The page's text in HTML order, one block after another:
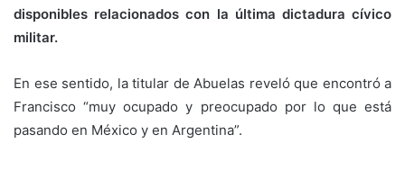
disponibles relacionados con la última dictadura cívico
militar.
En ese sentido, la titular de Abuelas reveló que encontró a
Francisco “muy ocupado y preocupado por lo que está
pasando en México y en Argentina”.